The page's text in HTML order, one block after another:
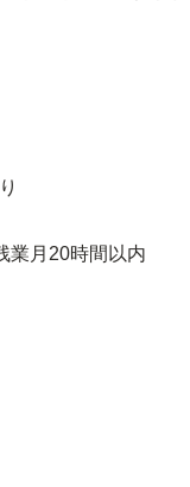
業月20時間以内